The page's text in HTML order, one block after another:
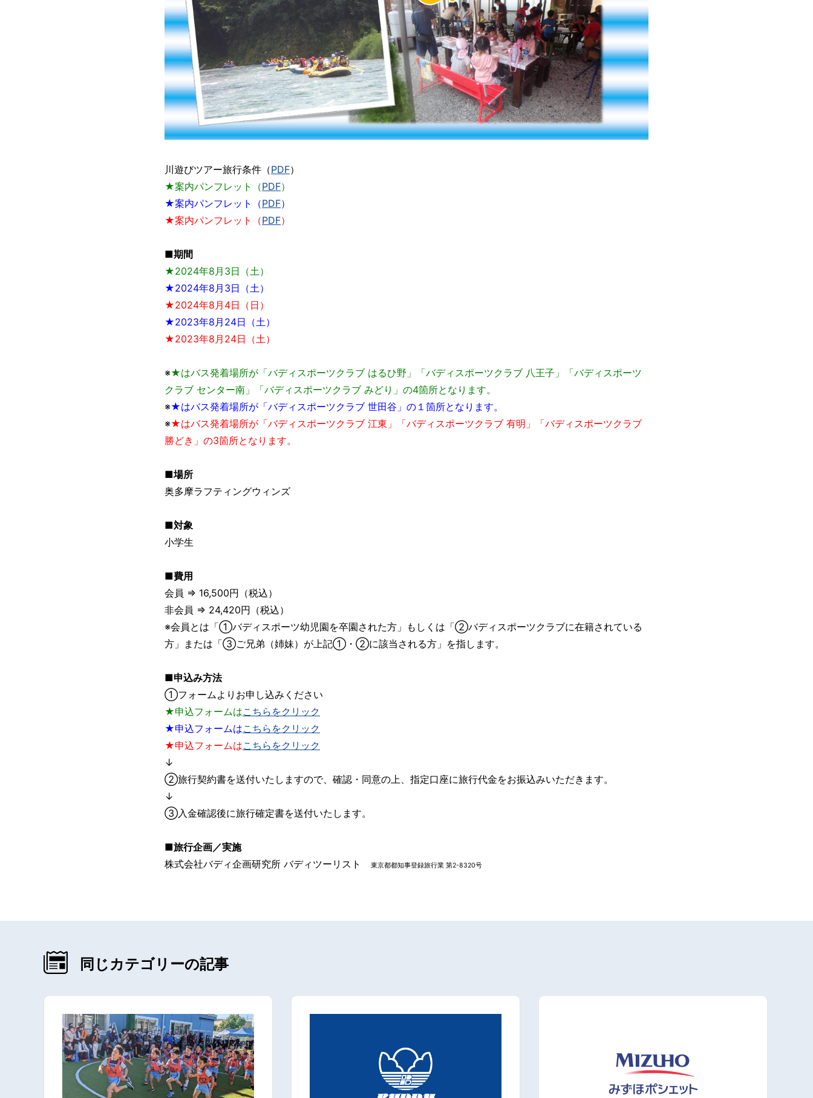
川遊びツアー旅行条件（PDF）
★案内パンフレット（PDF）
★案内パンフレット（PDF）
★案内パンフレット（PDF）
■期間
★2024年8月3日（土）
★2024年8月3日（土）
★2024年8月4日（日）
★2023年8月24日（土）
★2023年8月24日（土）
※★はバス発着場所が「バディスポーツクラブ はるひ野」「バディスポーツクラブ 八王子」「バディスポーツ
クラブ センター南」「バディスポーツクラブ みどり」の4箇所となります。
※★はバス発着場所が「バディスポーツクラブ 世田谷」の１箇所となります。
※★はバス発着場所が「バディスポーツクラブ 江東」「バディスポーツクラブ 有明」「バディスポーツクラブ
勝どき」の3箇所となります。
■場所
奥多摩ラフティングウィンズ
■対象
小学生
■費用
会員 ⇒ 16,500円（税込）
非会員 ⇒ 24,420円（税込）
※会員とは「①バディスポーツ幼児園を卒園された方」もしくは「②バディスポーツクラブに在籍されている
方」または「③ご兄弟（姉妹）が上記①・②に該当される方」を指します。
■申込み方法
①フォームよりお申し込みください
★申込フォームはこちらをクリック
★申込フォームはこちらをクリック
★申込フォームはこちらをクリック
↓
②旅行契約書を送付いたしますので、確認・同意の上、指定口座に旅行代金をお振込みいただきます。
↓
③入金確認後に旅行確定書を送付いたします。
■旅行企画／実施
株式会社バディ企画研究所 バディツーリスト
東京都都知事登録旅行業 第2-8320号
同じカテゴリーの記事